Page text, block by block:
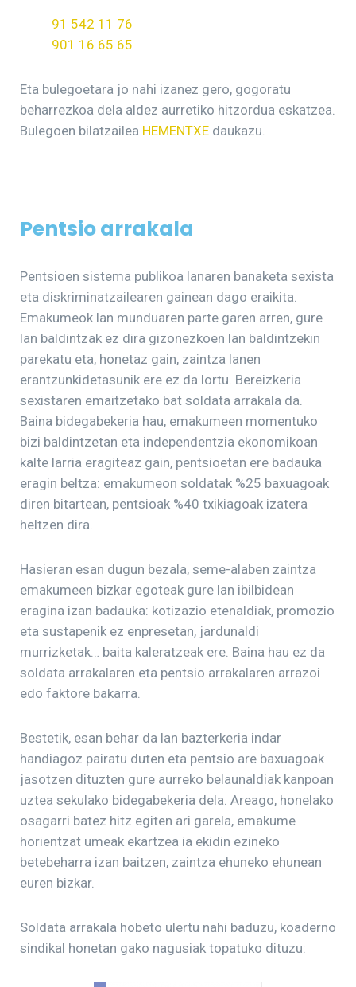
91 542 11 76
901 16 65 65
Eta bulegoetara jo nahi izanez gero, gogoratu
beharrezkoa dela aldez aurretiko hitzordua eskatzea.
Bulegoen bilatzailea HEMENTXE daukazu.
Pentsio arrakala
Pentsioen sistema publikoa lanaren banaketa sexista
eta diskriminatzailearen gainean dago eraikita.
Emakumeok lan munduaren parte garen arren, gure
lan baldintzak ez dira gizonezkoen lan baldintzekin
parekatu eta, honetaz gain, zaintza lanen
erantzunkidetasunik ere ez da lortu. Bereizkeria
sexistaren emaitzetako bat soldata arrakala da.
Baina bidegabekeria hau, emakumeen momentuko
bizi baldintzetan eta independentzia ekonomikoan
kalte larria eragiteaz gain, pentsioetan ere badauka
eragin beltza: emakumeon soldatak %25 baxuagoak
diren bitartean, pentsioak %40 txikiagoak izatera
heltzen dira.
Hasieran esan dugun bezala, seme-alaben zaintza
emakumeen bizkar egoteak gure lan ibilbidean
eragina izan badauka: kotizazio etenaldiak, promozio
eta sustapenik ez enpresetan, jardunaldi
murrizketak… baita kaleratzeak ere. Baina hau ez da
soldata arrakalaren eta pentsio arrakalaren arrazoi
edo faktore bakarra.
Bestetik, esan behar da lan bazterkeria indar
handiagoz pairatu duten eta pentsio are baxuagoak
jasotzen dituzten gure aurreko belaunaldiak kanpoan
uztea sekulako bidegabekeria dela. Areago, honelako
osagarri batez hitz egiten ari garela, emakume
horientzat umeak ekartzea ia ekidin ezineko
betebeharra izan baitzen, zaintza ehuneko ehunean
euren bizkar.
Soldata arrakala hobeto ulertu nahi baduzu, koaderno
sindikal honetan gako nagusiak topatuko dituzu: